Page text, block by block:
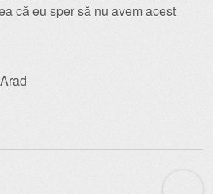
că eu sper să nu avem acest